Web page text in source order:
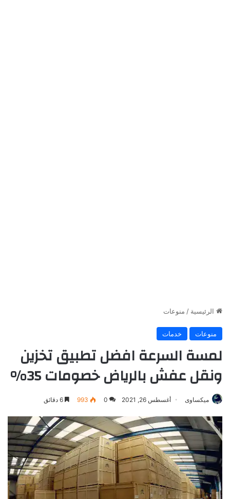
الرئيسية / منوعات
منوعات خدمات
لمسة السرعة افضل تطبيق تخزين
ونقل عفش بالرياض خصومات 35%
ميكساوى أغسطس 26, 2021 0
993